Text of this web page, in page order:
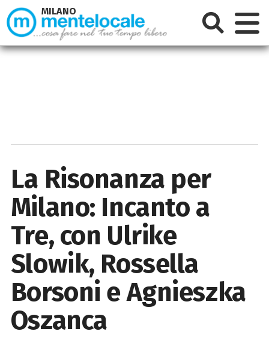
La Risonanza per
Milano: Incanto a
Tre, con Ulrike
Slowik, Rossella
Borsoni e Agnieszka
Oszanca
MILANO